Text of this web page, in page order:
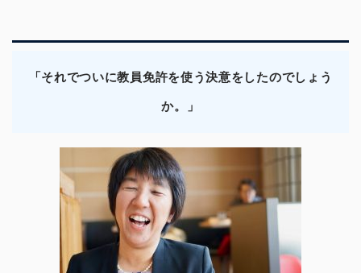
「それでついに教員免許を使う決意をしたのでしょう
か。」